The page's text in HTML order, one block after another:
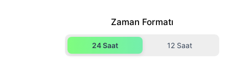
Zaman Formatı
24 Saat 12 Saat